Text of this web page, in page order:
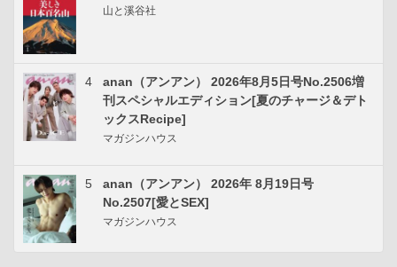
山と溪谷社
4
anan（アンアン） 2026年8月5日号No.2506増
刊スペシャルエディション[夏のチャージ＆デト
ックスRecipe]
マガジンハウス
5
anan（アンアン） 2026年 8月19日号
No.2507[愛とSEX]
マガジンハウス